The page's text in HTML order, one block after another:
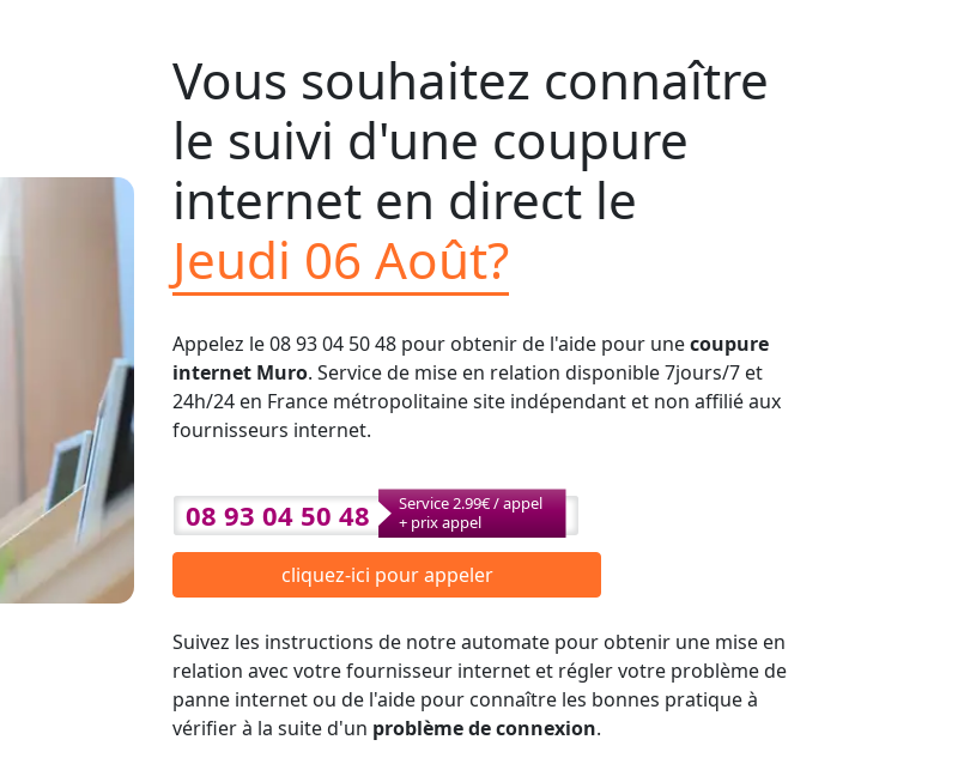
Vous souhaitez connaître
le suivi d'une coupure
internet en direct le
Jeudi 06 Août?
Appelez le 08 93 04 50 48 pour obtenir de l'aide pour unecoupure
internet Muro. Service de mise en relation disponible 7jours/7 et
24h/24 en France métropolitaine site indépendant et non affilié aux
fournisseurs internet.
08 93 04 50 48
Service 2.99€ / appel
+ prix appel
cliquez-ici pour appeler
Suivez les instructions de notre automate pour obtenir une mise en
relation avec votre fournisseur internet et régler votre problème de
panne internet ou de l'aide pour connaître les bonnes pratique à
vérifier à la suite d'un problème de connexion.